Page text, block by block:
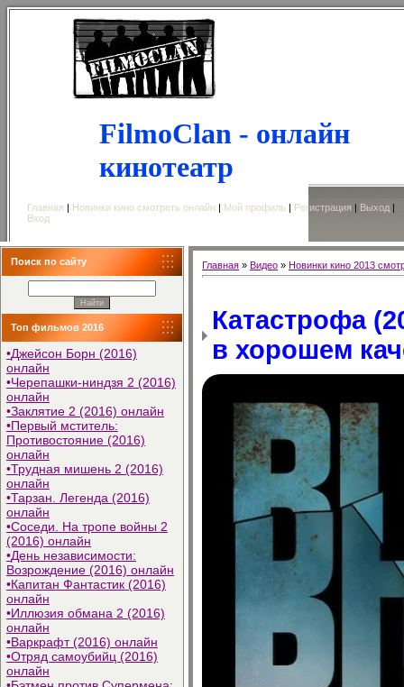
FilmoClan - онлайн
кинотеатр
Главная | Новинки кино смотреть онлайн | Мой профиль | Регистрация | Выход |
Вход
Поиск по сайту
Топ фильмов 2016
•Джейсон Борн (2016)
онлайн
•Черепашки-ниндзя 2 (2016)
онлайн
•Заклятие 2 (2016) онлайн
•Первый мститель:
Противостояние (2016)
онлайн
•Трудная мишень 2 (2016)
онлайн
•Тарзан. Легенда (2016)
онлайн
•Соседи. На тропе войны 2
(2016) онлайн
•День независимости:
Возрождение (2016) онлайн
•Капитан Фантастик (2016)
онлайн
•Иллюзия обмана 2 (2016)
онлайн
•Варкрафт (2016) онлайн
•Отряд самоубийц (2016)
онлайн
Главная » Видео » Новинки кино 2013
Катастрофа
в хорошем